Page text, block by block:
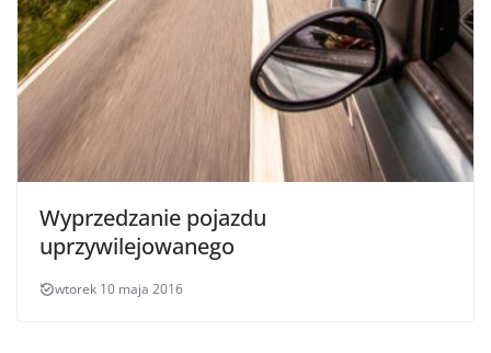
Wyprzedzanie pojazdu
uprzywilejowanego
wtorek 10 maja 2016